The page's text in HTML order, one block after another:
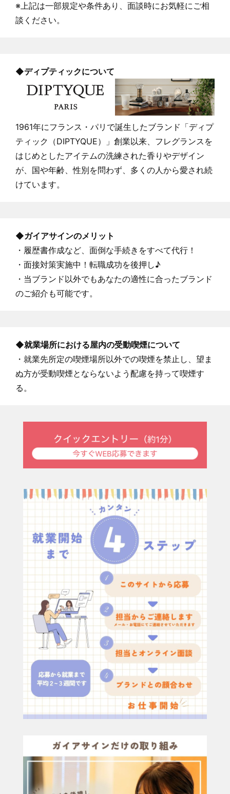
※上記は一部規定や条件あり、面談時にお気軽にご相
談ください。
◆ディプティックについて
1961年にフランス・パリで誕生したブランド「ディプ
ティック（DIPTYQUE）」創業以来、フレグランスを
はじめとしたアイテムの洗練された香りやデザイン
が、国や年齢、性別を問わず、多くの人から愛され続
けています。
◆ガイアサインのメリット
・履歴書作成など、面倒な手続きをすべて代行！
・面接対策実施中！転職成功を後押し♪
・当ブランド以外でもあなたの適性に合ったブランド
のご紹介も可能です。
◆就業場所における屋内の受動喫煙について
・就業先所定の喫煙場所以外での喫煙を禁止し、望ま
ぬ方が受動喫煙とならないよう配慮を持って喫煙す
る。